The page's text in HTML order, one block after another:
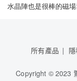
水晶陣也是很棒的磁
所有產品
Copyright © 2023